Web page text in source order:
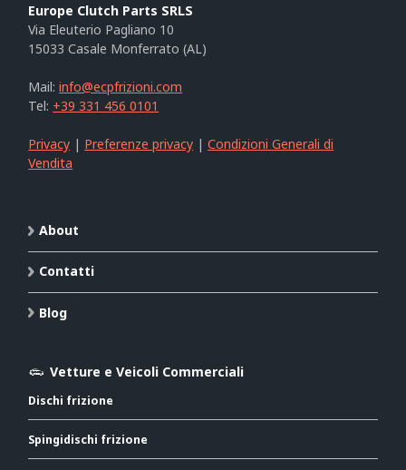
Europe Clutch Parts SRLS
Via Eleuterio Pagliano 10
15033 Casale Monferrato (AL)
Mail:info@ecpfrizioni.com
Tel: +39 331 456 0101
Privacy | Preferenze privacy |Condizioni Generali di
Vendita
About
Contatti
Blog
Vetture e Veicoli Commerciali
Dischi frizione
Spingidischi frizione